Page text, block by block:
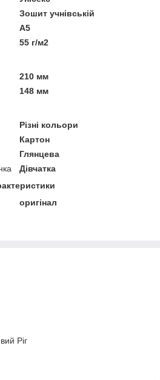
Зошит учнівській
A5
55 г/м2
210 мм
148 мм
Різні кольори
Картон
Глянцева
Дівчатка
оригінал
Ріг